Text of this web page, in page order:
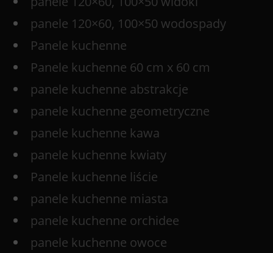
panele 120×60, 100×50 wodospady
Panele kuchenne
Panele kuchenne 60 cm x 60 cm
panele kuchenne abstrakcje
panele kuchenne geometryczne
panele kuchenne kawa
panele kuchenne kwiaty
Panele kuchenne liście
panele kuchenne miasta
panele kuchenne orchidee
panele kuchenne owoce